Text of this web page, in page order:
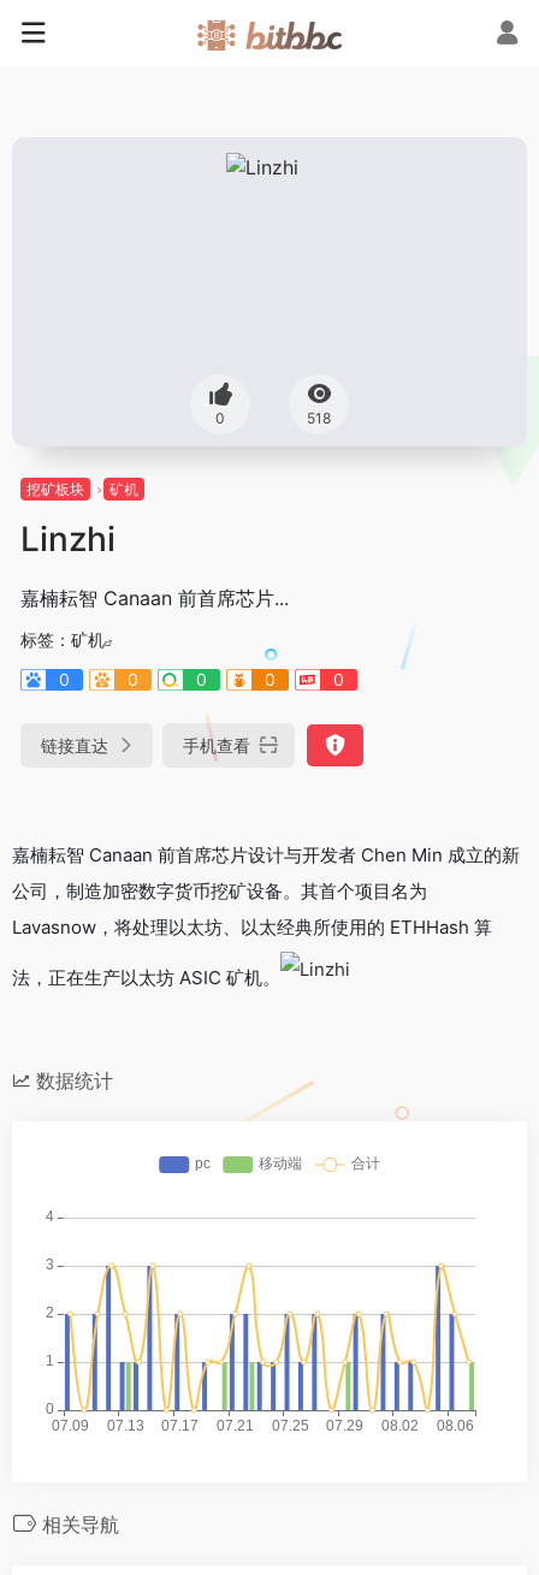
0 518
挖矿板块 矿机
Linzhi
嘉楠耘智 Canaan 前首席芯片...
标签： 矿机
0
0 0 0 0
链接直达 手机查看
嘉楠耘智 Canaan 前首席芯片设计与开发者 Chen Min 成立的新
公司，制造加密数字货币挖矿设备。其首个项目名为
Lavasnow，将处理以太坊、以太经典所使用的 ETHHash 算
法，正在生产以太坊 ASIC 矿机。
数据统计
相关导航